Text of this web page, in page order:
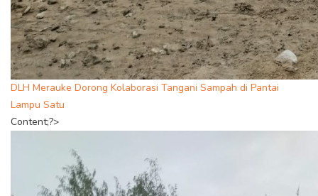
DLH Merauke Dorong Kolaborasi Tangani Sampah di Pantai
Lampu Satu
Content;?>